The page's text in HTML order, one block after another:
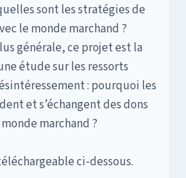
sont les stratégies de
le monde marchand ?
générale, ce projet est la
étude sur les ressorts
: pourquoi les
et s’échangent des dons
marchand ?
ci-dessous.